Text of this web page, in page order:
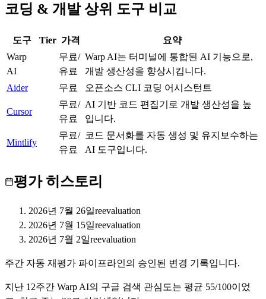
코딩 & 개발 상위 도구 비교
도구 Tier 가격
요약
Warp
AI
무료/
유료
Warp AI는 터미널에 통합된 AI 기능으로,
개발 생산성을 향상시킵니다.
Aider
무료 오픈소스 CLI 코딩 어시스턴트
Cursor
무료/
유료
AI 기반 코드 편집기로 개발 생산성을 높
입니다.
Mintlify
무료/
유료
코드 문서화를 자동 생성 및 유지보수하는
AI 도구입니다.
평가 히스토리
2026년 7월 26일reevaluation
2026년 7월 15일reevaluation
2026년 7월 2일reevaluation
주간 자동 재평가 파이프라인의 승인된 변경 기록입니다.
지난 12주간 Warp AI의 구글 검색 관심도는 평균 55/100이었